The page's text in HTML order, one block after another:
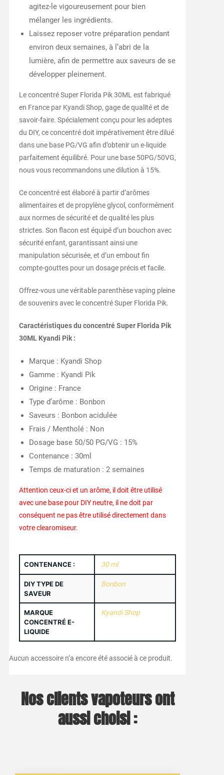
agitez-le vigoureusement pour bien
mélanger les ingrédients.
Laissez reposer votre préparation pendant
environ deux semaines, à l’abri de la
lumière, afin de permettre aux saveurs de se
développer pleinement.
Le concentré Super Florida Pik 30ML est fabriqué
en France par Kyandi Shop, gage de qualité et de
savoir-faire. Spécialement conçu pour les adeptes
du DIY, ce concentré doit impérativement être dilué
dans une base PG/VG afin d’obtenir un e-liquide
parfaitement équilibré. Pour une base 50PG/50VG,
nous vous recommandons une dilution à 15%.
Ce concentré est élaboré à partir d’arômes
alimentaires et de propylène glycol, conformément
aux normes de sécurité et de qualité les plus
strictes. Son flacon est équipé d’un bouchon avec
sécurité enfant, garantissant ainsi une
manipulation sécurisée, et d’un embout fin
compte-gouttes pour un dosage précis et facile.
Offrez-vous une véritable parenthèse vaping pleine
de souvenirs avec le concentré Super Florida Pik.
Caractéristiques du concentré Super Florida Pik
30ML Kyandi Pik :
Marque : Kyandi Shop
Gamme : Kyandi Pik
Origine : France
Type d’arôme : Bonbon
Saveurs : Bonbon acidulée
Frais / Mentholé : Non
Dosage base 50/50 PG/VG : 15%
Contenance : 30ml
Temps de maturation : 2 semaines
Attention ceux-ci et un arôme, il doit être utilisé
avec une base pour DIY neutre, il ne doit par
conséquent ne pas être utilisé directement dans
votre clearomiseur.
CONTENANCE : 30 ml
DIY TYPE DE
SAVEUR
Bonbon
MARQUE
CONCENTRÉ E-
LIQUIDE
Kyandi Shop
Aucun accessoire n’a encore été associé à ce produit.
Nos clients vapoteurs ont
aussi choisi :